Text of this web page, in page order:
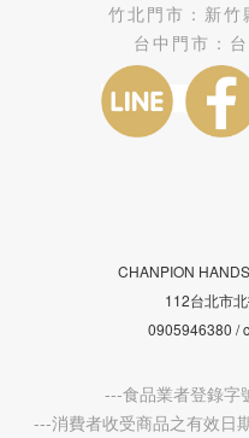
竹北門市： 新竹
台中門市：
CHANPION
112台北市
0905946380 /
---食品業者登錄字
---消費者收受商品之有效日